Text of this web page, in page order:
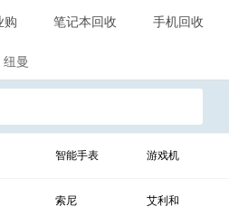
购 笔记本回收 手机回收
纽曼
智能手表 游戏机
索尼 艾利和